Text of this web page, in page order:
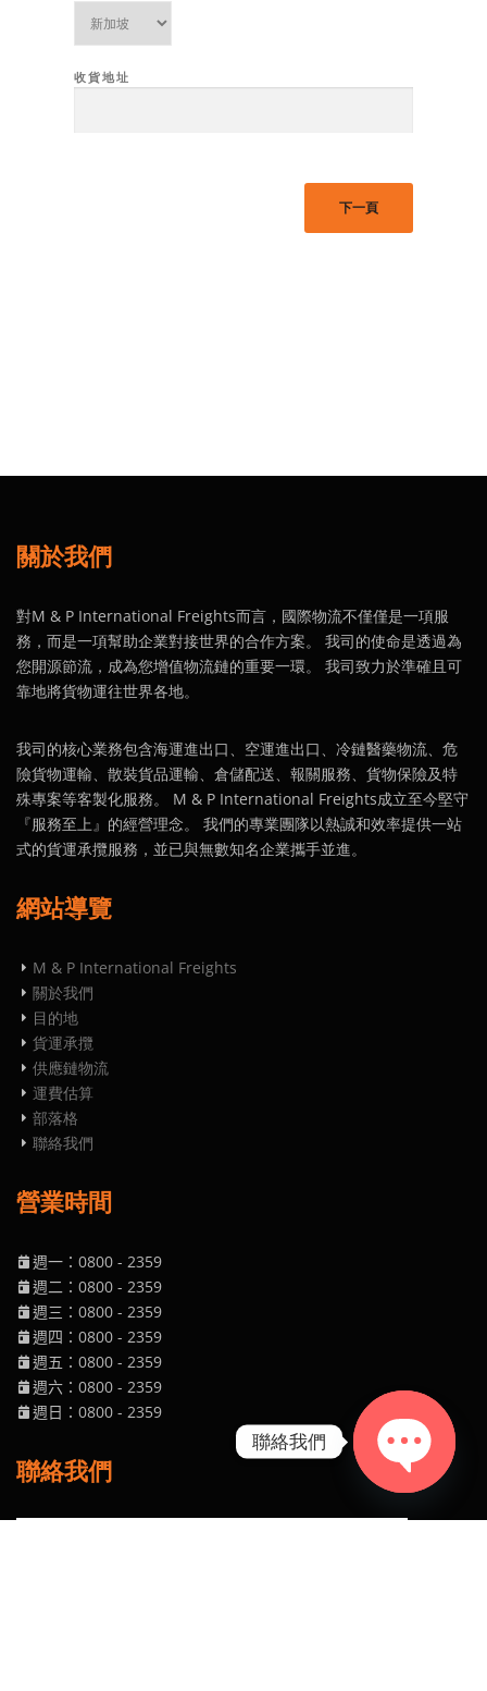
收貨地址
下一頁
關於我們
對M & P International Freights而言，國際物流不僅僅是一項服
務，而是一項幫助企業對接世界的合作方案。 我司的使命是透過為
您開源節流，成為您增值物流鏈的重要一環。 我司致力於準確且可
靠地將貨物運往世界各地。
我司的核心業務包含海運進出口、空運進出口、冷鏈醫藥物流、危
險貨物運輸、散裝貨品運輸、倉儲配送、報關服務、貨物保險及特
殊專案等客製化服務。 M & P International Freights成立至今堅守
『服務至上』的經營理念。 我們的專業團隊以熱誠和效率提供一站
式的貨運承攬服務，並已與無數知名企業攜手並進。
網站導覽
M & P International Freights
關於我們
目的地
貨運承攬
供應鏈物流
運費估算
部落格
聯絡我們
營業時間
週一：0800 - 2359
週二 ：0800 - 2359
週三 ：0800 - 2359
週四 ：0800 - 2359
週五 ：0800 - 2359
週六 ：0800 - 2359
週日 ：0800 - 2359
聯絡我們
聯絡我們
Open chaty